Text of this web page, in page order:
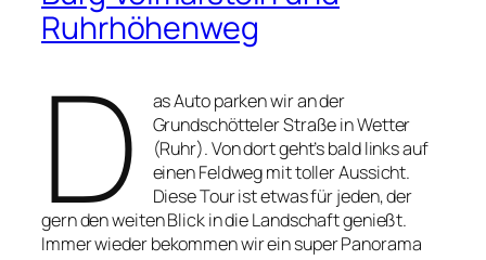
Ruhrhöhenweg
D
as Auto parken wir an der
Grundschötteler Straße in Wetter
(Ruhr). Von dort geht’s bald links auf
einen Feldweg mit toller Aussicht.
Diese Tour ist etwas für jeden, der
gern den weiten Blick in die Landschaft genießt.
Immer wieder bekommen wir ein super Panorama